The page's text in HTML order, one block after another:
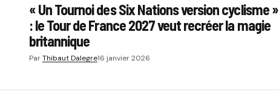
« Un Tournoi des Six Nations version cyclisme »
: le Tour de France 2027 veut recréer la magie
britannique
ParThibaut Dalegre16 janvier 2026